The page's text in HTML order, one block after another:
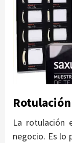
Rotulación
La rotulación
negocio. Es lo